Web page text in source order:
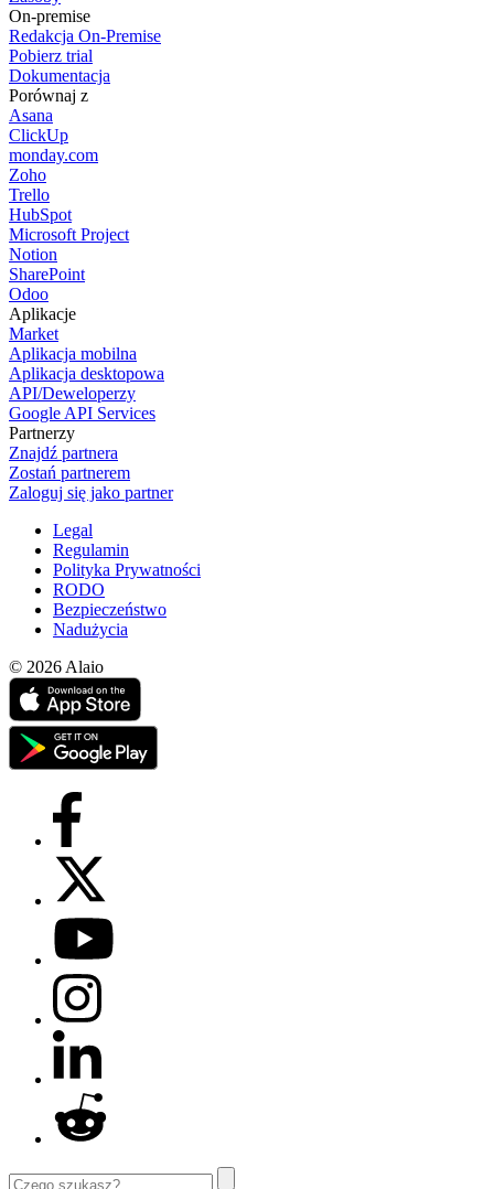
On-premise
Redakcja On-Premise
Pobierz trial
Dokumentacja
Porównaj z
Asana
ClickUp
monday.com
Zoho
Trello
HubSpot
Microsoft Project
Notion
SharePoint
Odoo
Aplikacje
Market
Aplikacja mobilna
Aplikacja desktopowa
API/Deweloperzy
Google API Services
Partnerzy
Znajdź partnera
Zostań partnerem
Zaloguj się jako partner
Legal
Regulamin
Polityka Prywatności
RODO
Bezpieczeństwo
Nadużycia
© 2026 Alaio